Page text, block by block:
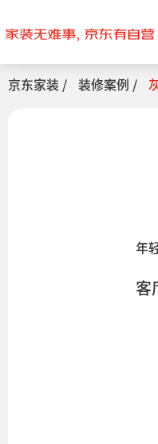
京东家装 / 装修案例 /
年
客